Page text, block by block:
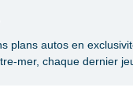
plans autos en
mer, chaque dernier